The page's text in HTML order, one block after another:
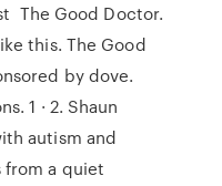
The Good Doctor.
this. The Good
by dove.
1 · 2. Shaun
autism and
from a quiet